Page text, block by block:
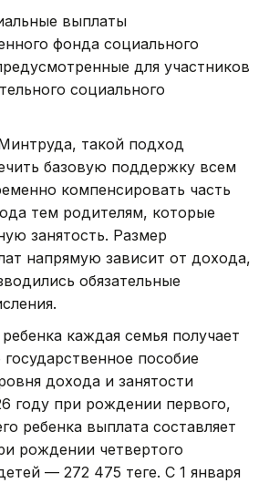
выплаты
фонда социального
для участников
социального
такой подход
базовую поддержку всем
компенсировать часть
тем родителям, которые
занятость. Размер
напрямую зависит от дохода,
обязательные
каждая семья получает
пособие
дохода и занятости
году при рождении первого,
ребенка выплата составляет
рождении четвертого
— 272 475 теңге. С 1 января